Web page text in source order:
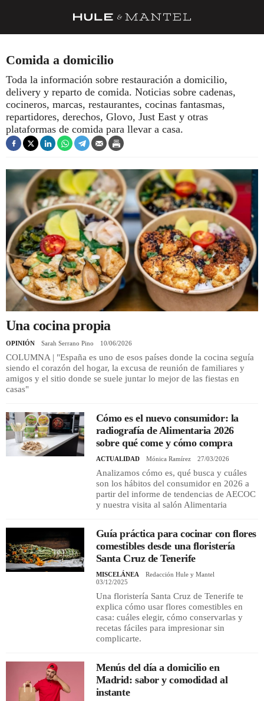
DESPENSA
BARRAS Y ESTRELLAS
DÓNDE COMER
CUADERNO DE VIAJE
TRADICIÓN
MENÚ DEL DÍA
A CUCHILLO
REGISTRO
INICIAR SESIÓN
Comida a domicilio
Toda la información sobre restauración a domicilio,
delivery y reparto de comida. Noticias sobre cadenas,
cocineros, marcas, restaurantes, cocinas fantasmas,
repartidores, derechos, Glovo, Just East y otras
plataformas de comida para llevar a casa.
Una cocina propia
OPINIÓN Sarah Serrano Pino 10/06/2026
COLUMNA | "España es uno de esos países donde la cocina seguía
siendo el corazón del hogar, la excusa de reunión de familiares y
amigos y el sitio donde se suele juntar lo mejor de las fiestas en
casas"
Cómo es el nuevo consumidor: la
radiografía de Alimentaria 2026
sobre qué come y cómo compra
ACTUALIDAD Mónica Ramírez 27/03/2026
Analizamos cómo es, qué busca y cuáles
son los hábitos del consumidor en 2026 a
partir del informe de tendencias de AECOC
y nuestra visita al salón Alimentaria
Guía práctica para cocinar con flores
comestibles desde una floristería
Santa Cruz de Tenerife
MISCELÁNEA
Redacción Hule y Mantel
03/12/2025
Una floristería Santa Cruz de Tenerife te
explica cómo usar flores comestibles en
casa: cuáles elegir, cómo conservarlas y
recetas fáciles para impresionar sin
complicarte.
Menús del día a domicilio en
Madrid: sabor y comodidad al
instante